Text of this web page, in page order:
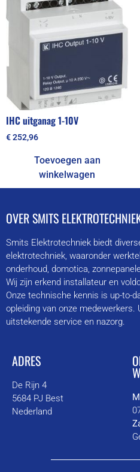
IHC uitganag 1-10V
€252,96
Toevoegen aan
winkelwagen
OVER SMITS
Smits Elektrotechniek biedt
elektrotechniek, waaronder
onderhoud, domotica,
Wij zijn erkend installateur en
Onze technische kennis is up-to-
opleiding van onze medewerkers.
uitstekende service en nazorg.
ADRES
De Rijn 4
5684 PJ Best
Nederland